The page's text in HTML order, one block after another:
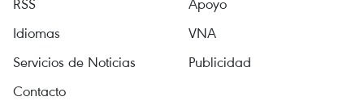
Idiomas
VNA
Servicios de Noticias
Publicidad
Contacto